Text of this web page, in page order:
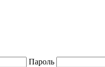
Пароль